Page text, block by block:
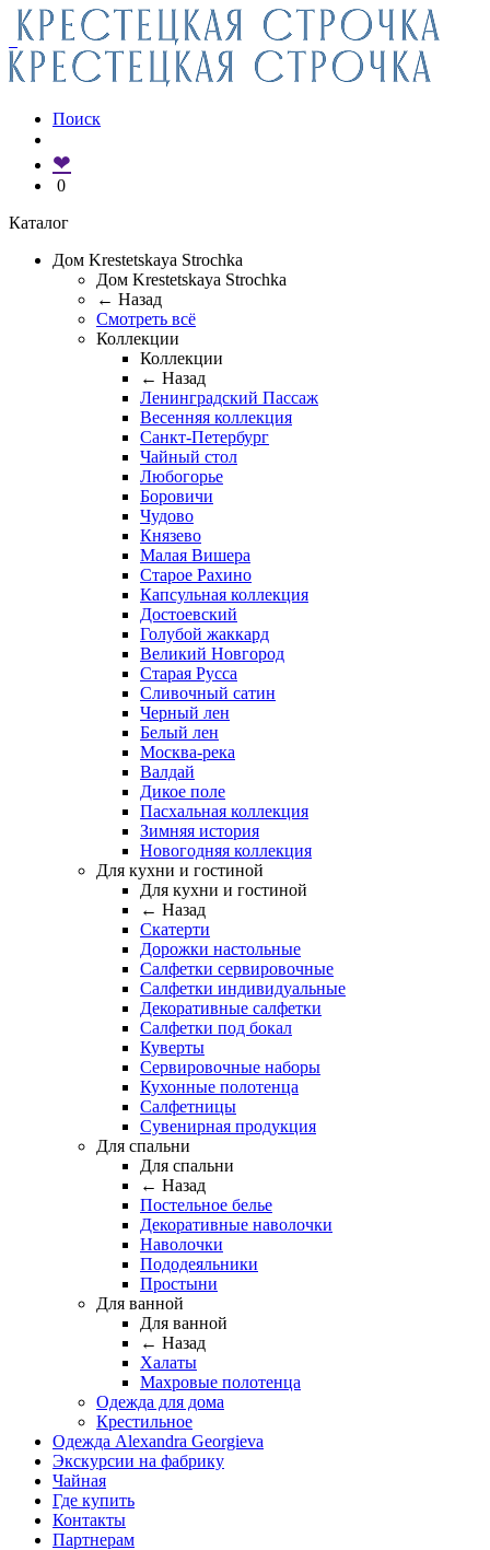
Поиск
❤
0
Каталог
Дом Krestetskaya Strochka
Дом Krestetskaya Strochka
← Назад
Смотреть всё
Коллекции
Коллекции
← Назад
Ленинградский Пассаж
Весенняя коллекция
Санкт-Петербург
Чайный стол
Любогорье
Боровичи
Чудово
Князево
Малая Вишера
Старое Рахино
Капсульная коллекция
Достоевский
Голубой жаккард
Великий Новгород
Старая Русса
Сливочный сатин
Черный лен
Белый лен
Москва-река
Валдай
Дикое поле
Пасхальная коллекция
Зимняя история
Новогодняя коллекция
Для кухни и гостиной
Для кухни и гостиной
← Назад
Скатерти
Дорожки настольные
Салфетки сервировочные
Салфетки индивидуальные
Декоративные салфетки
Салфетки под бокал
Куверты
Сервировочные наборы
Кухонные полотенца
Салфетницы
Сувенирная продукция
Для спальни
Для спальни
← Назад
Постельное белье
Декоративные наволочки
Наволочки
Пододеяльники
Простыни
Для ванной
Для ванной
← Назад
Халаты
Махровые полотенца
Одежда для дома
Крестильное
Одежда Alexandra Georgieva
Экскурсии на фабрику
Чайная
Где купить
Контакты
Партнерам